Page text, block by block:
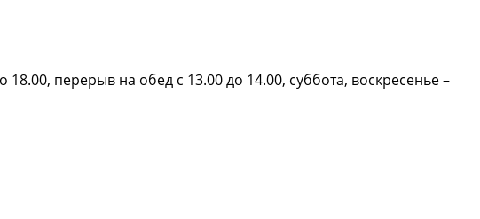
18.00, перерыв на обед с 13.00 до 14.00, суббота, воскресенье –